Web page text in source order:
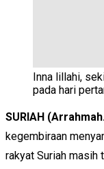
Inna lillahi,
pada hari
SURIAH
kegembiraan
rakyat Suriah